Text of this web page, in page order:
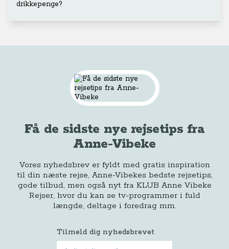
Få de sidste nye rejsetips fra
Anne-Vibeke
Vores nyhedsbrev er fyldt med gratis inspiration
til din næste rejse, Anne-Vibekes bedste rejsetips,
gode tilbud, men også nyt fra KLUB Anne Vibeke
Rejser, hvor du kan se tv-programmer i fuld
længde, deltage i foredrag mm.
Tilmeld dig nyhedsbrevet